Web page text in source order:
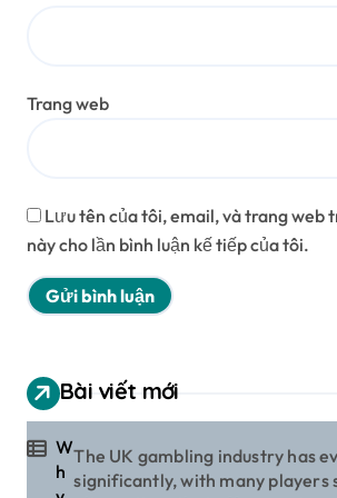
Trang web
Lưu tên của tôi, email, và trang web
này cho lần bình luận kế tiếp của tôi.
Bài viết mới
W
h
The UK gambling industry has
significantly, with many players